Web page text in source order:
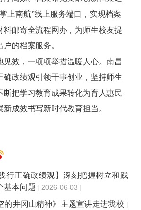
上南航”线上服务端口，实现档案
料邮寄全流程网办，为师生校友提
的档案服务。
见效，一项项举措温暖人心。南昌
确政绩观引领干事创业，坚持师生
断把学习教育成果转化为育人惠民
成效书写新时代教育担当。
行正确政绩观】深刻把握树立和践
基本问题 [ 2026-06-03 ]
的井冈山精神》主题宣讲走进我校 [